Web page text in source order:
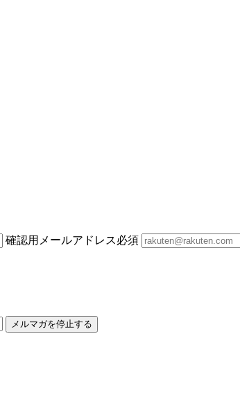
確認用メールアドレス必須
メルマガを停止する